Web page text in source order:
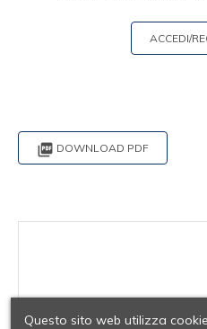
ACCEDI/
 DOWNLOAD PDF
Questo sito web utilizza